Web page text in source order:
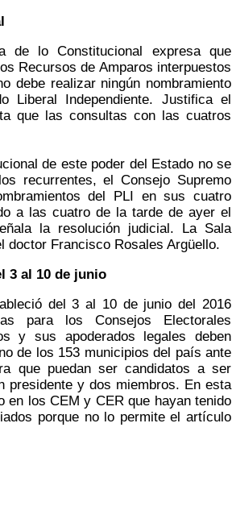
de lo Constitucional expresa que
Recursos de Amparos interpuestos
debe realizar ningún nombramiento
Liberal Independiente. Justifica el
que las consultas con las cuatros
de este poder del Estado no se
recurrentes, el Consejo Supremo
del PLI en sus cuatro
a las cuatro de la tarde de ayer el
la resolución judicial. La Sala
doctor Francisco Rosales Argüello.
3 al 10 de junio
del 3 al 10 de junio del 2016
para los Consejos Electorales
y sus apoderados legales deben
de los 153 municipios del país ante
que puedan ser candidatos a ser
presidente y dos miembros. En esta
en los CEM y CER que hayan tenido
porque no lo permite el artículo